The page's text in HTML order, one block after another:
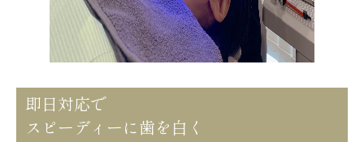
即日対応で
スピーディーに歯を白く